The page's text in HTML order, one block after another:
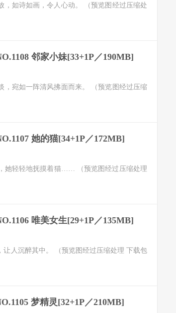
如诗如画，令人心动。 （预览图经过压缩处
邻家小妹[33+1P／190MB]
，宛如一阵清风拂面而来。 （预览图经过压缩
她的猫[34+1P／172MB]
她轻轻地抚摸着猫…… （预览图经过压缩处理
唯美女生[29+1P／135MB]
人沉醉其中。 （预览图经过压缩处理 下载包
梦精灵[32+1P／210MB]